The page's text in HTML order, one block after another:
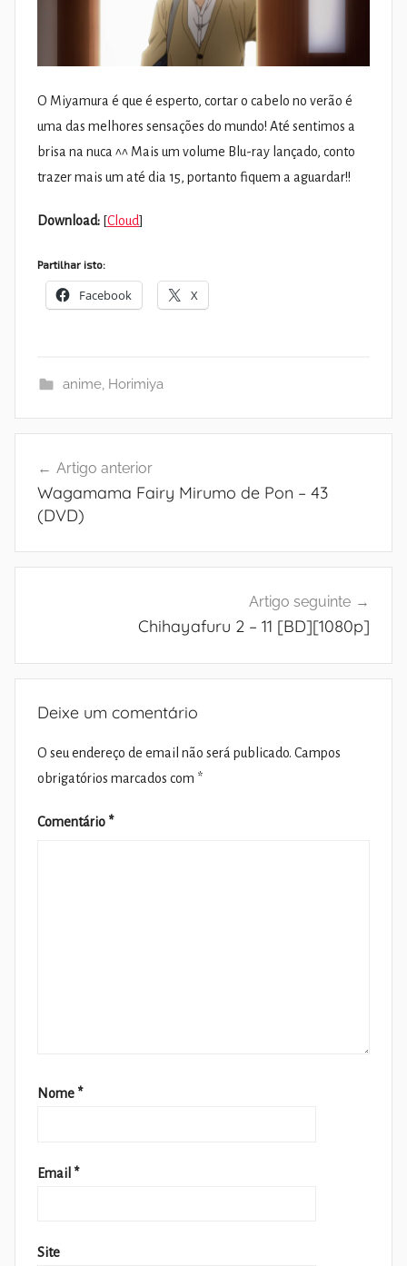
O Miyamura é que é esperto, cortar o cabelo no verão é
uma das melhores sensações do mundo! Até sentimos a
brisa na nuca ^^ Mais um volume Blu-ray lançado, conto
trazer mais um até dia 15, portanto fiquem a aguardar!!
Download: [Cloud]
Partilhar isto:
Facebook X
anime, Horimiya
de
artigos
Artigo anterior
Wagamama Fairy Mirumo de Pon – 43
(DVD)
Artigo seguinte
Chihayafuru 2 – 11 [BD][1080p]
Deixe um comentário
O seu endereço de email não será publicado. Campos
obrigatórios marcados com *
Comentário *
Nome *
Email *
Site